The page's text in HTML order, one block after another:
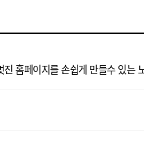
홈페이지를 손쉽게 만들수 있는